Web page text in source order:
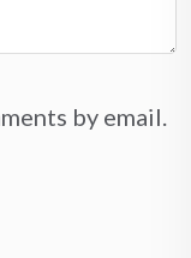
by email.